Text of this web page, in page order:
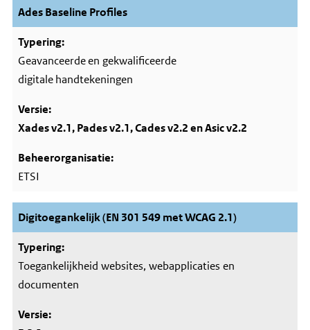
Ades Baseline Profiles
Geavanceerde en gekwalificeerde
digitale handtekeningen
Xades v2.1, Pades v2.1, Cades v2.2 en Asic v2.2
ETSI
Digitoegankelijk (EN 301 549 met WCAG 2.1)
Toegankelijkheid websites, webapplicaties en
documenten